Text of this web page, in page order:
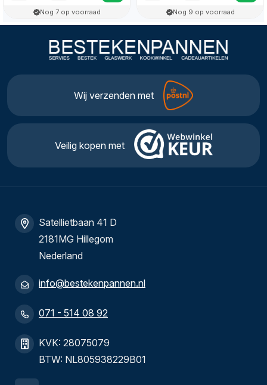
Nog 7 op voorraad Nog 9 op voorraad
Wij verzenden met
Veilig kopen met
Satellietbaan 41 D
2181MG Hillegom
Nederland
info@bestekenpannen.nl
071 - 514 08 92
KVK: 28075079
BTW: NL805938229B01